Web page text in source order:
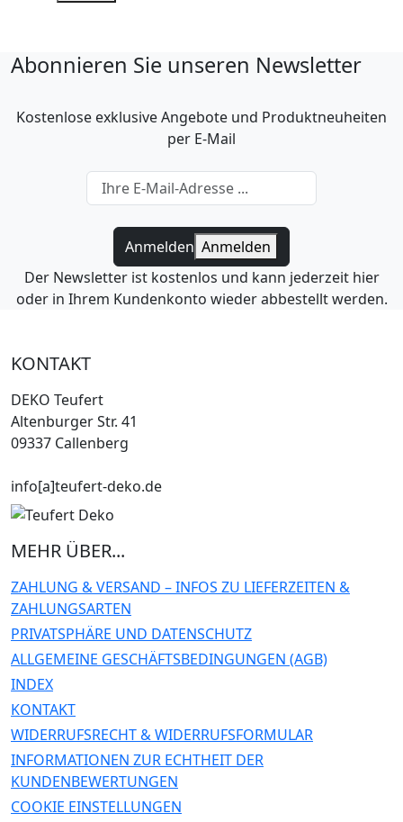
Abonnieren Sie unseren Newsletter
Kostenlose exklusive Angebote und Produktneuheiten
per E-Mail
Anmelden Anmelden
Der Newsletter ist kostenlos und kann jederzeit hier
oder in Ihrem Kundenkonto wieder abbestellt werden.
KONTAKT
DEKO Teufert
Altenburger Str. 41
09337 Callenberg
info[a]teufert-deko.de
MEHR ÜBER...
ZAHLUNG & VERSAND – INFOS ZU LIEFERZEITEN &
ZAHLUNGSARTEN
PRIVATSPHÄRE UND DATENSCHUTZ
ALLGEMEINE GESCHÄFTSBEDINGUNGEN (AGB)
INDEX
KONTAKT
WIDERRUFSRECHT & WIDERRUFSFORMULAR
INFORMATIONEN ZUR ECHTHEIT DER
KUNDENBEWERTUNGEN
COOKIE EINSTELLUNGEN